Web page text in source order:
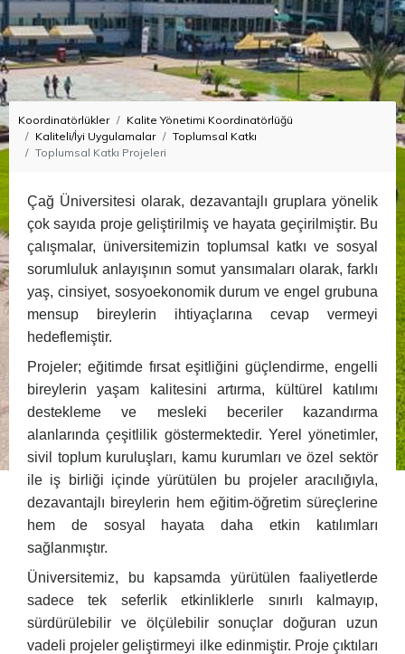
Koordinatörlükler
Kalite Yönetimi Koordinatörlüğü
Kaliteli/İyi Uygulamalar
Toplumsal Katkı
Toplumsal Katkı Projeleri
Çağ Üniversitesi olarak, dezavantajlı gruplara yönelik
çok sayıda proje geliştirilmiş ve hayata geçirilmiştir. Bu
çalışmalar, üniversitemizin toplumsal katkı ve sosyal
sorumluluk anlayışının somut yansımaları olarak, farklı
yaş, cinsiyet, sosyoekonomik durum ve engel grubuna
mensup bireylerin ihtiyaçlarına cevap vermeyi
hedeflemiştir.
Projeler; eğitimde fırsat eşitliğini güçlendirme, engelli
bireylerin yaşam kalitesini artırma, kültürel katılımı
destekleme ve mesleki beceriler kazandırma
alanlarında çeşitlilik göstermektedir. Yerel yönetimler,
sivil toplum kuruluşları, kamu kurumları ve özel sektör
ile iş birliği içinde yürütülen bu projeler aracılığıyla,
dezavantajlı bireylerin hem eğitim-öğretim süreçlerine
hem de sosyal hayata daha etkin katılımları
sağlanmıştır.
Üniversitemiz, bu kapsamda yürütülen faaliyetlerde
sadece tek seferlik etkinliklerle sınırlı kalmayıp,
sürdürülebilir ve ölçülebilir sonuçlar doğuran uzun
vadeli projeler geliştirmeyi ilke edinmiştir. Proje çıktıları